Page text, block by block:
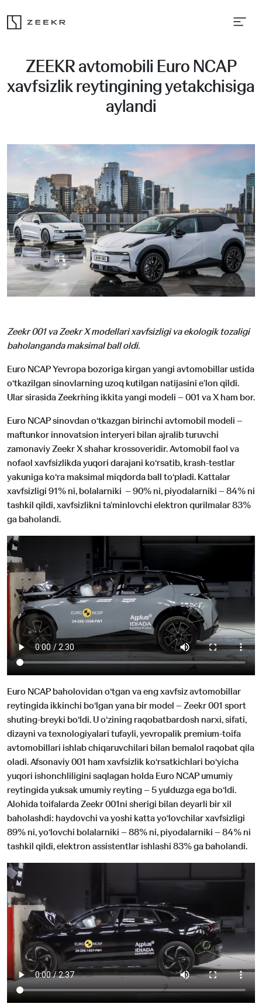
ZEEKR avtomobili Euro NCAP
xavfsizlik reytingining yetakchisiga
aylandi
Zeekr 001 va Zeekr X modellari xavfsizligi va ekologik tozaligi
baholanganda maksimal ball oldi.
Euro NCAP Yevropa bozoriga kirgan yangi avtomobillar ustida
o‘tkazilgan sinovlarning uzoq kutilgan natijasini e'lon qildi.
Ular sirasida Zeekr`ning ikkita yangi modeli – 001 va X ham bor.
Euro NCAP sinovdan o‘tkazgan birinchi avtomobil modeli –
maftunkor innovatsion interyeri bilan ajralib turuvchi
zamonaviy Zeekr X shahar krossoveridir. Avtomobil faol va
nofaol xavfsizlikda yuqori darajani ko‘rsatib, krash-testlar
yakuniga ko‘ra maksimal miqdorda ball to‘pladi. Kattalar
xavfsizligi 91% ni, bolalarniki – 90% ni, piyodalarniki – 84% ni
tashkil qildi, xavfsizlikni ta'minlovchi elektron qurilmalar 83%
ga baholandi.
Euro NCAP baholovidan o‘tgan va eng xavfsiz avtomobillar
reytingida ikkinchi bo‘lgan yana bir model – Zeekr 001 sport
shuting-breyki bo‘ldi. U o‘zining raqobatbardosh narxi, sifati,
dizayni va texnologiyalari tufayli, yevropalik premium-toifa
avtomobillari ishlab chiqaruvchilari bilan bemalol raqobat qila
oladi. Afsonaviy 001 ham xavfsizlik ko‘rsatkichlari bo‘yicha
yuqori ishonchliligini saqlagan holda Euro NCAP umumiy
reytingida yuksak umumiy reyting – 5 yulduzga ega bo‘ldi.
Alohida toifalarda Zeekr 001ni sherigi bilan deyarli bir xil
baholashdi: haydovchi va yoshi katta yo‘lovchilar xavfsizligi
89% ni, yo‘lovchi bolalarniki – 88% ni, piyodalarniki – 84% ni
tashkil qildi, elektron assistentlar ishlashi 83% ga baholandi.